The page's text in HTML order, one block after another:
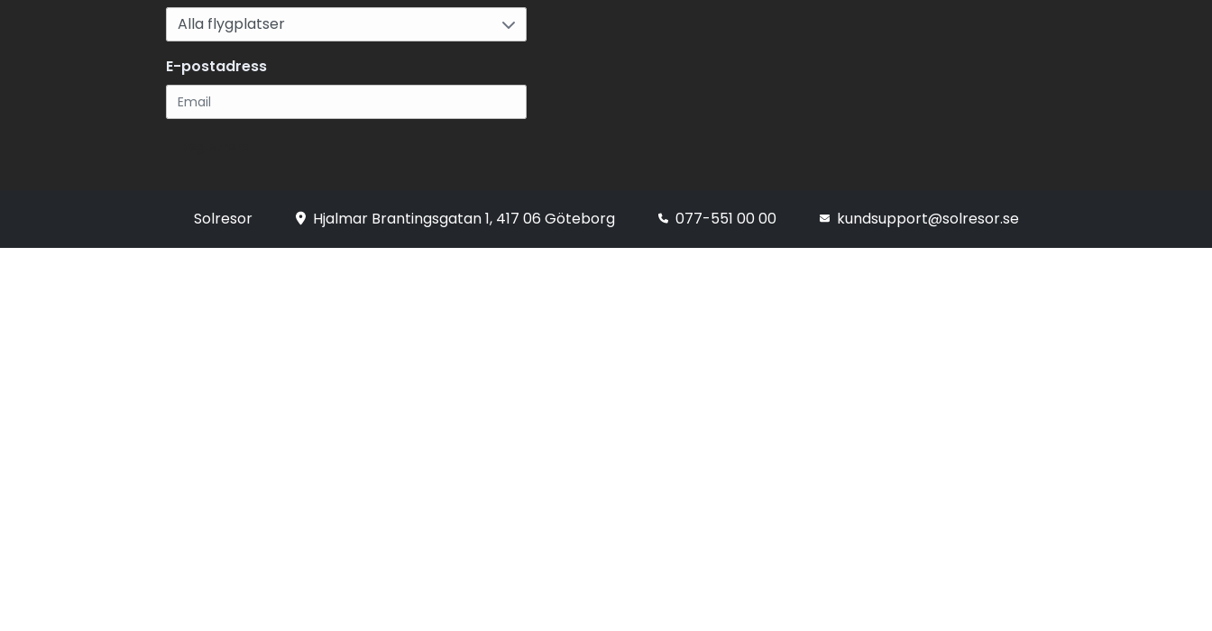
E-postadress
Solresor Hjalmar Brantingsgatan 1, 417 06 Göteborg 077-551 00 00 kundsupport@solresor.se